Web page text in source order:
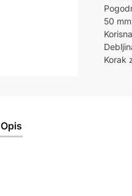
50
Korak
Opis